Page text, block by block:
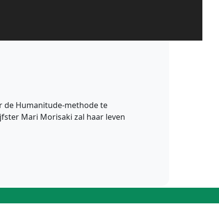
de Humanitude-methode te
Mari Morisaki zal haar leven